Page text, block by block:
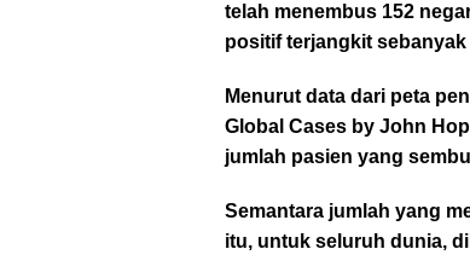
telah menembus 152
positif terjangkit sebanyak
Menurut data dari peta
Global Cases by John
jumlah pasien yang
Semantara jumlah yang
itu, untuk seluruh dunia,